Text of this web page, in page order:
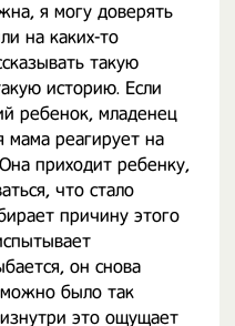
я могу доверять
на каких-то
такую
историю. Если
ребенок, младенец
мама реагирует на
приходит ребенку,
что стало
причину этого
он снова
было так
это ощущает